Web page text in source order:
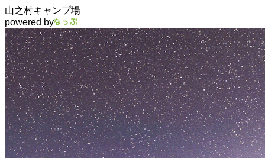
山之村キャンプ場
powered by